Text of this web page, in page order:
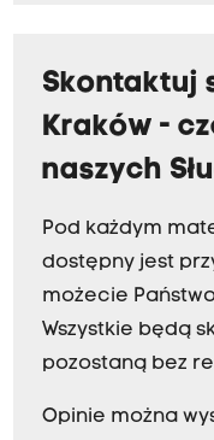
Skontaktuj
Kraków -
naszych
Pod każdym
dostępny jest
możecie
Wszystkie będą
pozostaną bez
Opinie można